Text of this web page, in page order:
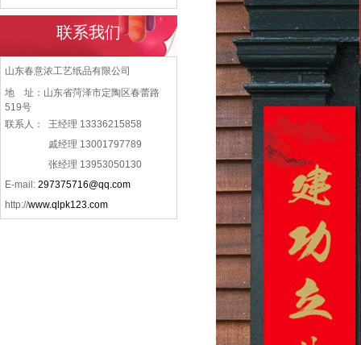
联系我们
山东春意浓工艺纸品有限公司
地 址：山东省菏泽市定陶区春蕾路
519号
联系人：
王经理 13336215858
戚经理 13001797789
张经理 13953050130
E-mail:297375716@qq.com
http://www.qlpk123.com